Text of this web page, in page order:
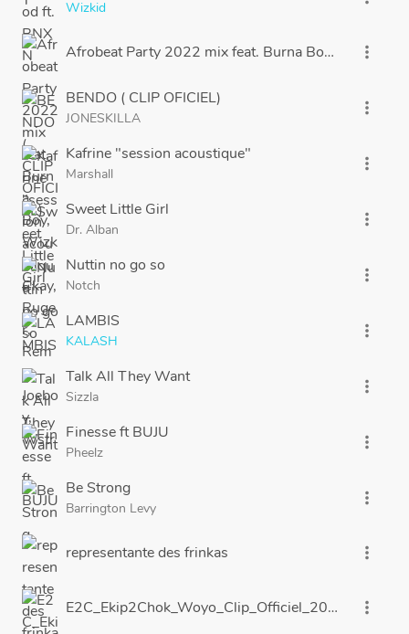
Wizkid
Afrobeat Party 2022 mix feat. Burna Boy, Wizkid,
more_vert
BENDO ( CLIP OFICIEL)
JONESKILLA
more_vert
Kafrine "session acoustique"
Marshall
more_vert
Sweet Little Girl
Dr. Alban
more_vert
Nuttin no go so
Notch
more_vert
LAMBIS
KALASH
more_vert
Talk All They Want
Sizzla
more_vert
Finesse ft BUJU
Pheelz
more_vert
Be Strong
Barrington Levy
more_vert
representante des frinkas more_vert
E2C_Ekip2Chok_Woyo_Clip_Officiel_2012.mpgmore_vert